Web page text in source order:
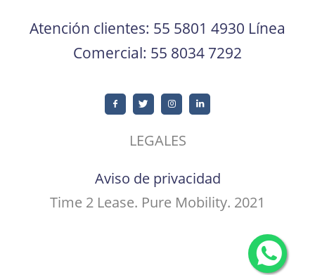
Atención clientes: 55 5801 4930 Línea
Comercial: 55 8034 7292
LEGALES
Aviso de privacidad
Time 2 Lease. Pure Mobility. 2021
Soluciones de Movilidad